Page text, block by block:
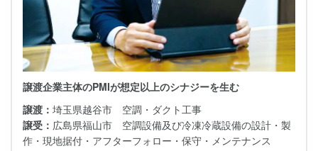
譲渡企業主体のPMIが想定以上のシナジーを生む
譲渡： 埼玉県越谷市 空調・ダクト工事
譲受： 広島県福山市 空調設備及び冷凍冷蔵設備の設計・製
作・現地据付・アフターフォロー・保守・メンテナンス